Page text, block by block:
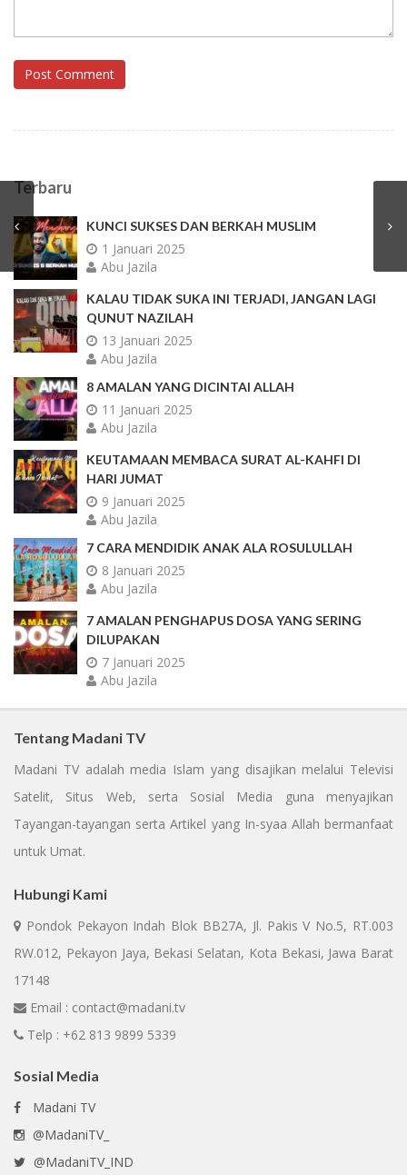
Post Comment
Terbaru
KUNCI SUKSES DAN BERKAH MUSLIM
1 Januari 2025
Abu Jazila
KALAU TIDAK SUKA INI TERJADI, JANGAN LAGI
QUNUT NAZILAH
13 Januari 2025
Abu Jazila
8 AMALAN YANG DICINTAI ALLAH
11 Januari 2025
Abu Jazila
KEUTAMAAN MEMBACA SURAT AL-KAHFI DI
HARI JUMAT
9 Januari 2025
Abu Jazila
7 CARA MENDIDIK ANAK ALA ROSULULLAH
8 Januari 2025
Abu Jazila
7 AMALAN PENGHAPUS DOSA YANG SERING
DILUPAKAN
7 Januari 2025
Abu Jazila
Tentang Madani TV
Madani TV adalah media Islam yang disajikan melalui Televisi
Satelit, Situs Web, serta Sosial Media guna menyajikan
Tayangan-tayangan serta Artikel yang In-syaa Allah bermanfaat
untuk Umat.
Hubungi Kami
Pondok Pekayon Indah Blok BB27A, Jl. Pakis V No.5, RT.003
RW.012, Pekayon Jaya, Bekasi Selatan, Kota Bekasi, Jawa Barat
17148
Email : contact@madani.tv
Telp : +62 813 9899 5339
Sosial Media
Madani TV
@MadaniTV_
@MadaniTV_IND